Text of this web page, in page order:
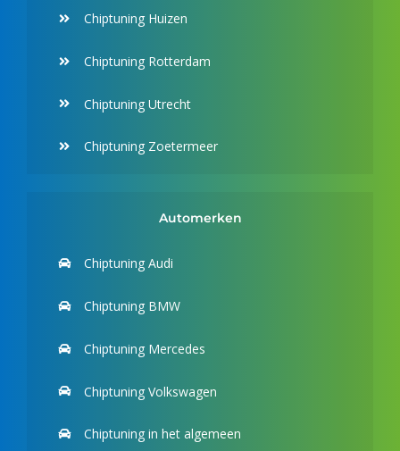
Chiptuning Huizen
Chiptuning Rotterdam
Chiptuning Utrecht
Chiptuning Zoetermeer
Automerken
Chiptuning Audi
Chiptuning BMW
Chiptuning Mercedes
Chiptuning Volkswagen
Chiptuning in het algemeen